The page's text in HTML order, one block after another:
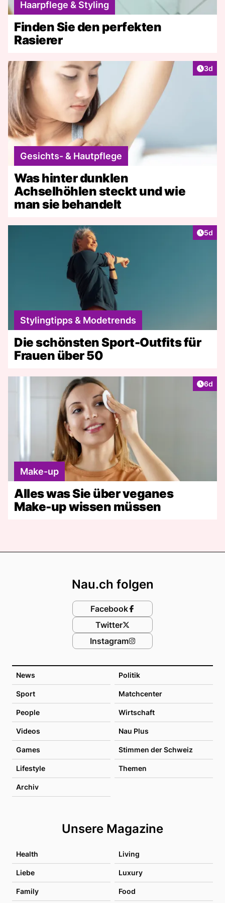
Haarpflege & Styling
Finden Sie den perfekten
Rasierer
3d
Gesichts- & Hautpflege
Was hinter dunklen
Achselhöhlen steckt und wie
man sie behandelt
5d
Stylingtipps & Modetrends
Die schönsten Sport-Outfits für
Frauen über 50
6d
Make-up
Alles was Sie über veganes
Make-up wissen müssen
News Politik
Sport Matchcenter
People Wirtschaft
Videos Nau Plus
Games Stimmen der Schweiz
Lifestyle Themen
Archiv
Unsere Magazine
Health Living
Liebe Luxury
Family Food
Nau.ch folgen
Facebook
Twitter
Instagram